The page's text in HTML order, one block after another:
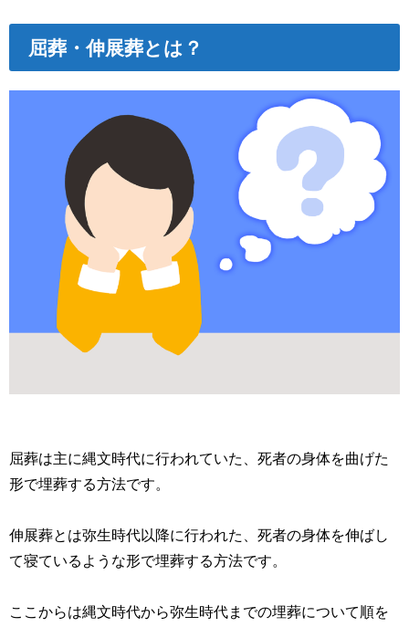
屈葬・伸展葬とは？
屈葬は主に縄文時代に行われていた、死者の身体を曲げた
形で埋葬する方法です。
伸展葬とは弥生時代以降に行われた、死者の身体を伸ばし
て寝ているような形で埋葬する方法です。
ここからは縄文時代から弥生時代までの埋葬について順を